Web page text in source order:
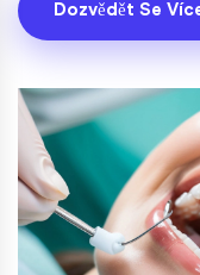
Dozvědět Se